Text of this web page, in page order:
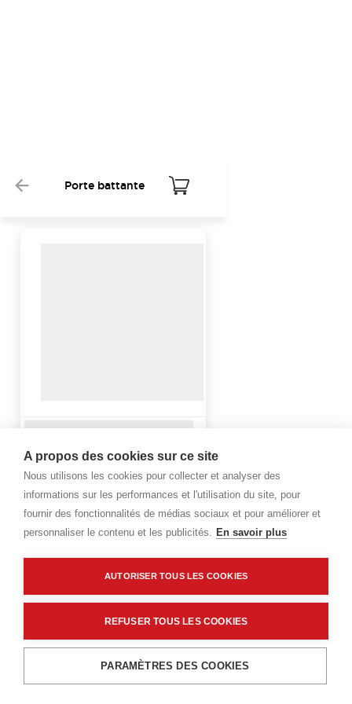
A propos des cookies sur ce site
Nous utilisons les cookies pour collecter et analyser des
informations sur les performances et l'utilisation du site, pour
fournir des fonctionnalités de médias sociaux et pour améliorer et
personnaliser le contenu et les publicités. En savoir plus
AUTORISER TOUS LES COOKIES
REFUSER TOUS LES COOKIES
PARAMÈTRES DES COOKIES
Porte battante